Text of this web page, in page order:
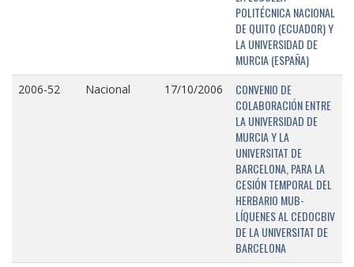
POLITÉCNICA NACIONAL
DE QUITO (ECUADOR) Y
LA UNIVERSIDAD DE
MURCIA (ESPAÑA)
2006-52 Nacional 17/10/2006
CONVENIO DE
COLABORACIÓN ENTRE
LA UNIVERSIDAD DE
MURCIA Y LA
UNIVERSITAT DE
BARCELONA, PARA LA
CESIÓN TEMPORAL DEL
HERBARIO MUB-
LÍQUENES AL CEDOCBIV
DE LA UNIVERSITAT DE
BARCELONA